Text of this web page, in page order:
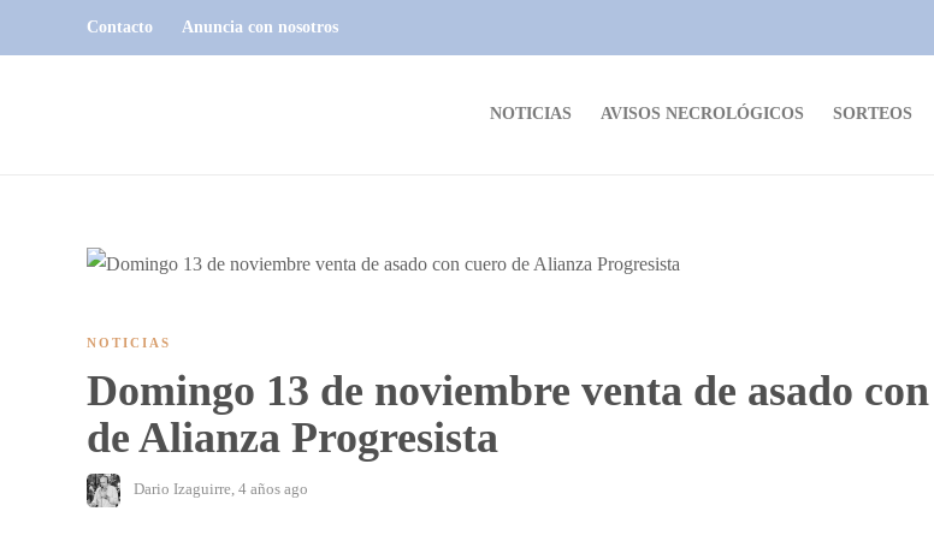
Contacto Anuncia con nosotros
NOTICIAS AVISOS NECROLÓGICOS SORTEOS
NOTICIAS
Domingo 13 de noviembre venta de asado
de Alianza Progresista
Dario Izaguirre 4 años ago